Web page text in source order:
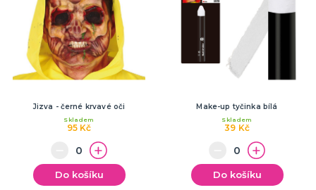
Jizva - černé krvavé oči
95 Kč
Skladem
Do košíku
Make-up tyčinka bílá
39 Kč
Skladem
Do košíku